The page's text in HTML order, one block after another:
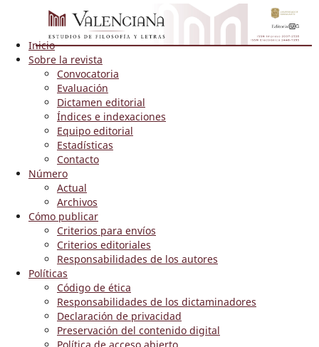
Inicio
Sobre la revista
Convocatoria
Evaluación
Dictamen editorial
Índices e indexaciones
Equipo editorial
Estadísticas
Contacto
Número
Actual
Archivos
Cómo publicar
Criterios para envíos
Criterios editoriales
Responsabilidades de los autores
Políticas
Código de ética
Responsabilidades de los dictaminadores
Declaración de privacidad
Preservación del contenido digital